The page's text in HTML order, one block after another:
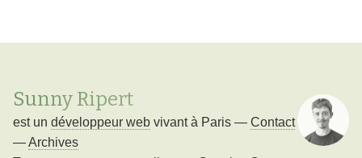
Sunny Ripert
est un développeur web vivant à Paris — Contact
—Archives